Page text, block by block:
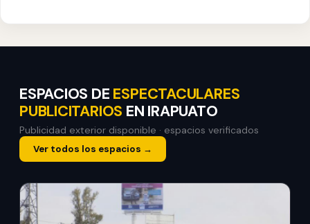
ESPACIOS DE ESPECTACULARES
PUBLICITARIOS EN IRAPUATO
Publicidad exterior disponible · espacios verificados
Ver todos los espacios →